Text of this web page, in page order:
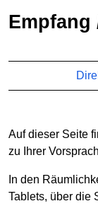
Auf dieser Seite
zu Ihrer
In den
Tablets, über die